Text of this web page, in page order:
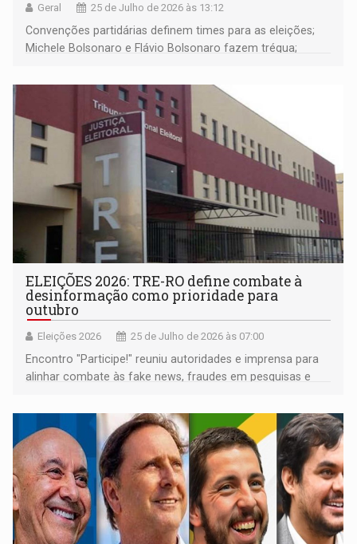
Geral 25 de Julho de 2026 às 13:12
Convenções partidárias definem times para as eleições;
Michele Bolsonaro e Flávio Bolsonaro fazem trégua;
mais
ELEIÇÕES 2026: TRE-RO define combate à
desinformação como prioridade para
outubro
Eleições 2026 25 de Julho de 2026 às 07:00
Encontro "Participe!" reuniu autoridades e imprensa para
alinhar combate às fake news, fraudes em pesquisas e